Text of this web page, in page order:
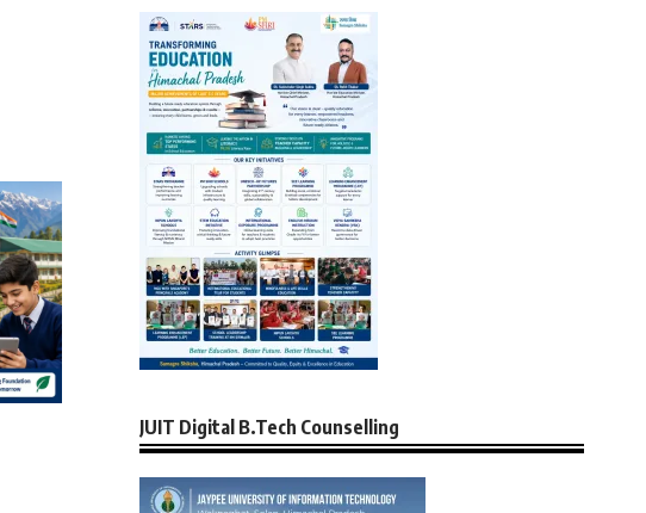
JUIT Digital B.Tech Counselling